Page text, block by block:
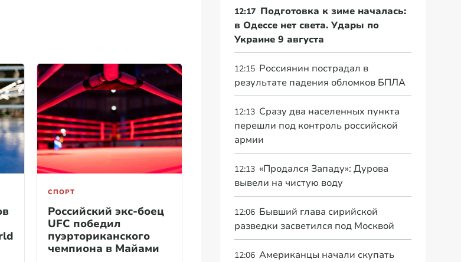
СПОРТ
Российский экс-боец
UFC победил
пуэрториканского
чемпиона в Майами
12:17 Подготовка к зиме началась:
в Одессе нет света. Удары по
Украине 9 августа
12:15 Россиянин пострадал в
результате падения обломков БПЛА
12:13 Сразу два населенных пункта
перешли под контроль российской
армии
12:13 «Продался Западу»: Дурова
вывели на чистую воду
12:06 Бывший глава сирийской
разведки засветился под Москвой
12:06 Американцы начали скупать